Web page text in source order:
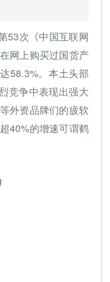
53次《中国互联网
网上购买过国货产
58.3%。本土头部
竞争中表现出强大
外资品牌们的疲软
40%的增速可谓鹤